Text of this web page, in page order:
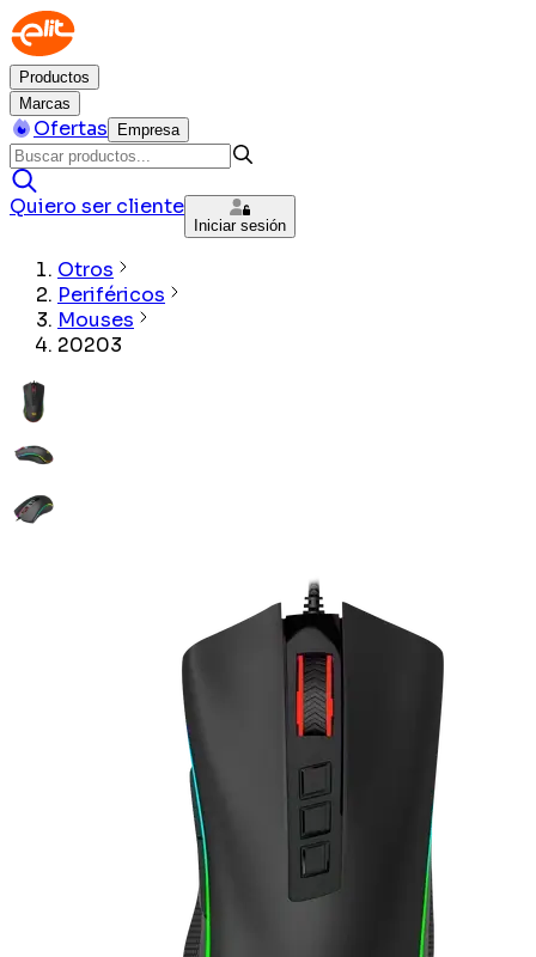
Productos
Marcas
Ofertas Empresa
Quiero ser cliente
Iniciar sesión
Otros
Periféricos
Mouses
20203